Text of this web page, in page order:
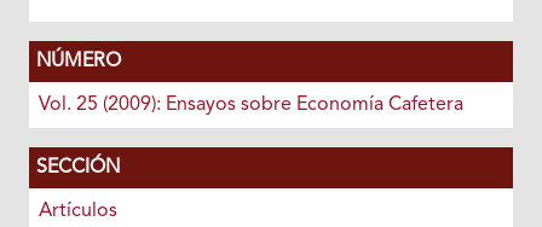
NÚMERO
Vol. 25 (2009): Ensayos sobre Economía Cafetera
SECCIÓN
Artículos